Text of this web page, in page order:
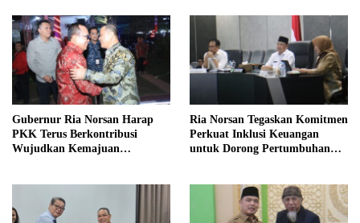
Gubernur Ria Norsan Harap
PKK Terus Berkontribusi
Wujudkan Kemajuan
Ria Norsan Tegaskan Komitmen
Perkuat Inklusi Keuangan
untuk Dorong Pertumbuhan